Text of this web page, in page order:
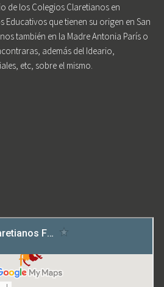
de los Colegios Claretianos en
Educativos que tienen su origen en San
también en la Madre Antonia París o
además del Ideario,
etc, sobre el mismo.